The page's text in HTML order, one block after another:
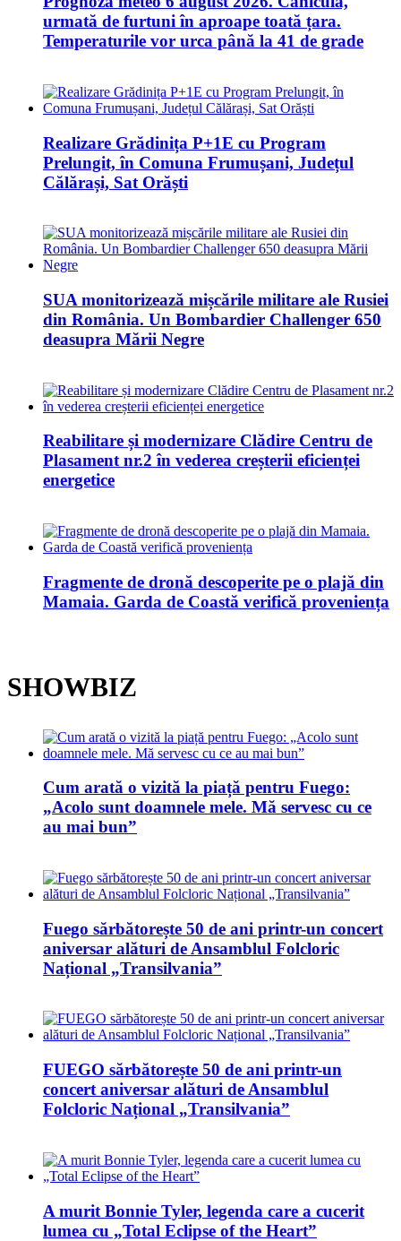
urmată de furtuni în aproape toată țara.
Temperaturile vor urca până la 41 de grade
Realizare Grădinița P+1E cu Program
Prelungit, în Comuna Frumușani, Județul
Călărași, Sat Orăști
SUA monitorizează mișcările militare ale Rusiei
din România. Un Bombardier Challenger 650
deasupra Mării Negre
Reabilitare și modernizare Clădire Centru de
Plasament nr.2 în vederea creșterii eficienței
energetice
Fragmente de dronă descoperite pe o plajă din
Mamaia. Garda de Coastă verifică proveniența
SHOWBIZ
Cum arată o vizită la piață pentru Fuego:
„Acolo sunt doamnele mele. Mă servesc cu ce
au mai bun”
Fuego sărbătorește 50 de ani printr-un concert
aniversar alături de Ansamblul Folcloric
Național „Transilvania”
FUEGO sărbătorește 50 de ani printr-un
concert aniversar alături de Ansamblul
Folcloric Național „Transilvania”
A murit Bonnie Tyler, legenda care a cucerit
lumea cu „Total Eclipse of the Heart”